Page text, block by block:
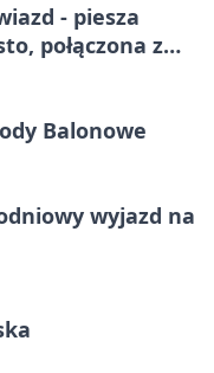
- piesza
połączona z
Balonowe
wyjazd na